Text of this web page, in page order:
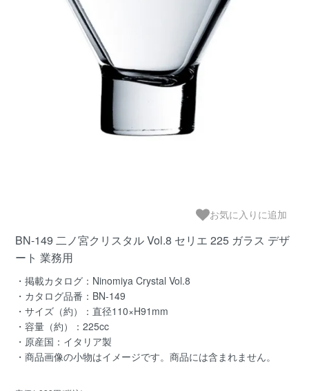
お気に入りに追加
BN-149 二ノ宮クリスタル Vol.8 セリエ 225 ガラス デザ
ート 業務用
・掲載カタログ：Ninomiya Crystal Vol.8
・カタログ品番：BN-149
・サイズ（約）：直径110×H91mm
・容量（約）：225cc
・原産国：イタリア製
・商品画像の小物はイメージです。商品には含まれません。